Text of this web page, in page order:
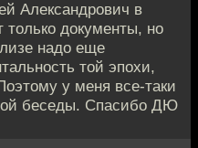
Александрович в
только документы, но
надо еще
той эпохи,
у меня все-таки
беседы. Спасибо ДЮ